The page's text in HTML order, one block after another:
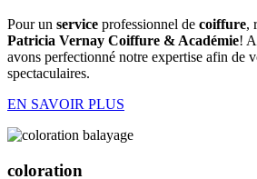
Pour un service professionnel de coiffure,
Patricia Vernay Coiffure & Académie!
avons perfectionné notre expertise afin de
spectaculaires.
EN SAVOIR PLUS
coloration